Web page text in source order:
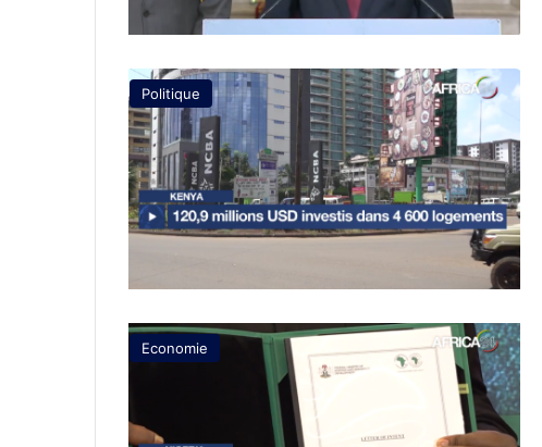
Politique
Economie